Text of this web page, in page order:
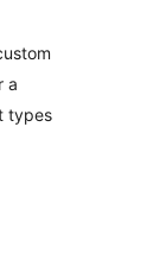
a
types